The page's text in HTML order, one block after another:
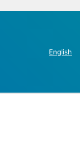
English